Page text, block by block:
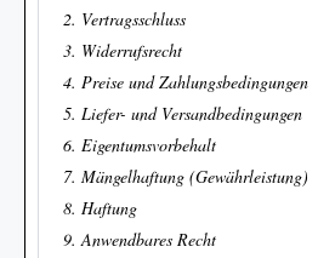
2. Vertragsschluss
3. Widerrufsrecht
4. Preise und Zahlungsbedingungen
5. Liefer- und Versandbedingungen
6. Eigentumsvorbehalt
7. Mängelhaftung (Gewährleistung)
8. Haftung
9. Anwendbares Recht